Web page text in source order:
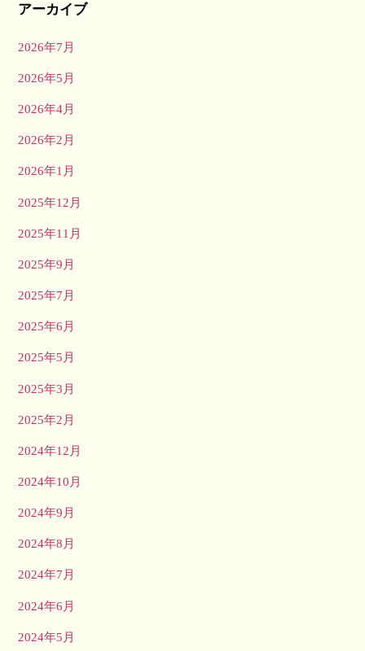
アーカイブ
2026年7月
2026年5月
2026年4月
2026年2月
2026年1月
2025年12月
2025年11月
2025年9月
2025年7月
2025年6月
2025年5月
2025年3月
2025年2月
2024年12月
2024年10月
2024年9月
2024年8月
2024年7月
2024年6月
2024年5月